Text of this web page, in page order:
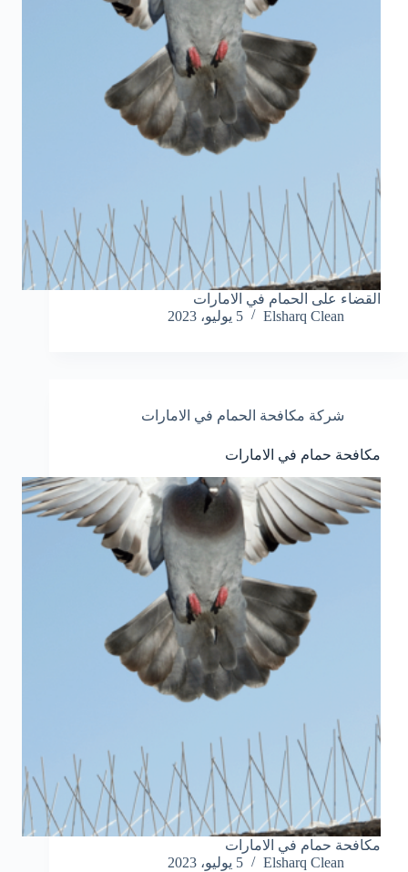
القضاء على الحمام في الامارات
Elsharq Clean
5 يوليو، 2023
شركة مكافحة الحمام في الامارات
مكافحة حمام في الامارات
مكافحة حمام في الامارات
Elsharq Clean
5 يوليو، 2023